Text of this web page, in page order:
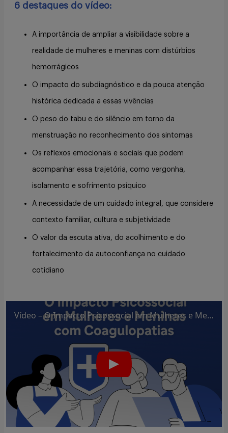
6 destaques do vídeo:
A importância de ampliar a visibilidade sobre a
realidade de mulheres e meninas com distúrbios
hemorrágicos
O impacto do subdiagnóstico e da pouca atenção
histórica dedicada a essas vivências
O peso do tabu e do silêncio em torno da
menstruação no reconhecimento dos sintomas
Os reflexos emocionais e sociais que podem
acompanhar essa trajetória, como vergonha,
isolamento e sofrimento psíquico
A necessidade de um cuidado integral, que considere
contexto familiar, cultura e subjetividade
O valor da escuta ativa, do acolhimento e do
fortalecimento da autoconfiança no cuidado
cotidiano
Vídeo – O Impacto Psicossocial em Mulheres e Meninas com Coagulopatias